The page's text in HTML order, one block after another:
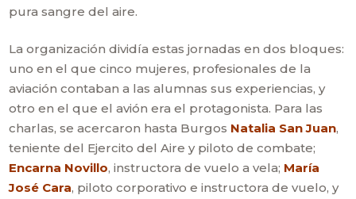
pura sangre del aire.
La organización dividía estas jornadas en dos bloques:
uno en el que cinco mujeres, profesionales de la
aviación contaban a las alumnas sus experiencias, y
otro en el que el avión era el protagonista. Para las
charlas, se acercaron hasta Burgos Natalia San Juan,
teniente del Ejercito del Aire y piloto de combate;
Encarna Novillo, instructora de vuelo a vela; María
José Cara, piloto corporativo e instructora de vuelo, y